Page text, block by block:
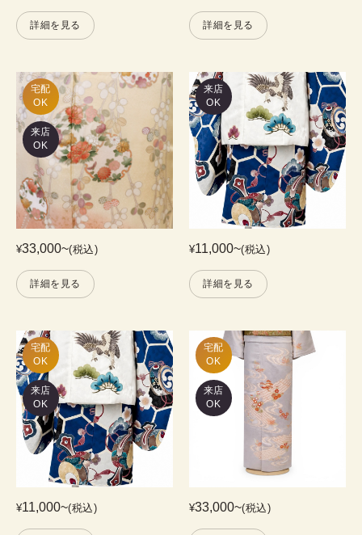
詳細を見る 詳細を見る
宅配
OK
来店
OK
¥33,000~(税込)
詳細を見る
来店
OK
¥11,000~(税込)
詳細を見る
宅配
OK
来店
OK
¥11,000~(税込)
宅配
OK
来店
OK
¥33,000~(税込)